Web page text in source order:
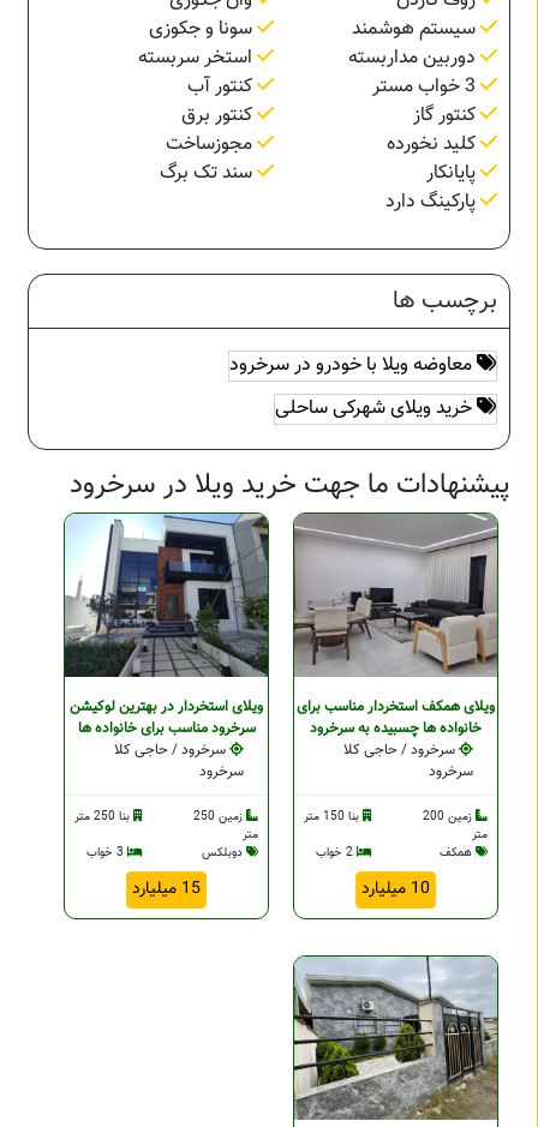
سیستم هوشمند
سونا و جکوزی
دوربین مداربسته
استخر سربسته
کنتور آب
کنتور گاز
کنتور برق
کلید نخورده
مجوزساخت
پایانکار
سند تک برگ
پارکینگ دارد
برچسب ها
معاوضه ویلا با خودرو در سرخرود
خرید ویلای شهرکی ساحلی
پیشنهادات ما جهت خرید ویلا در سرخرود
ویلای همکف استخردار مناسب برای
خانواده ها چسبیده به سرخرود
سرخرود / حاجی کلا
سرخرود
زمین 200
متر
بنا 150 متر
همکف
2 خواب
10 میلیارد
ویلای استخردار در بهترین لوکيشن
سرخرود مناسب برای خانواده ها
سرخرود / حاجی کلا
سرخرود
زمین 250
متر
بنا 250 متر
دوبلکس
15 میلیارد